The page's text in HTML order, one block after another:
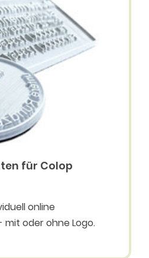
für Colop
online
oder ohne Logo.